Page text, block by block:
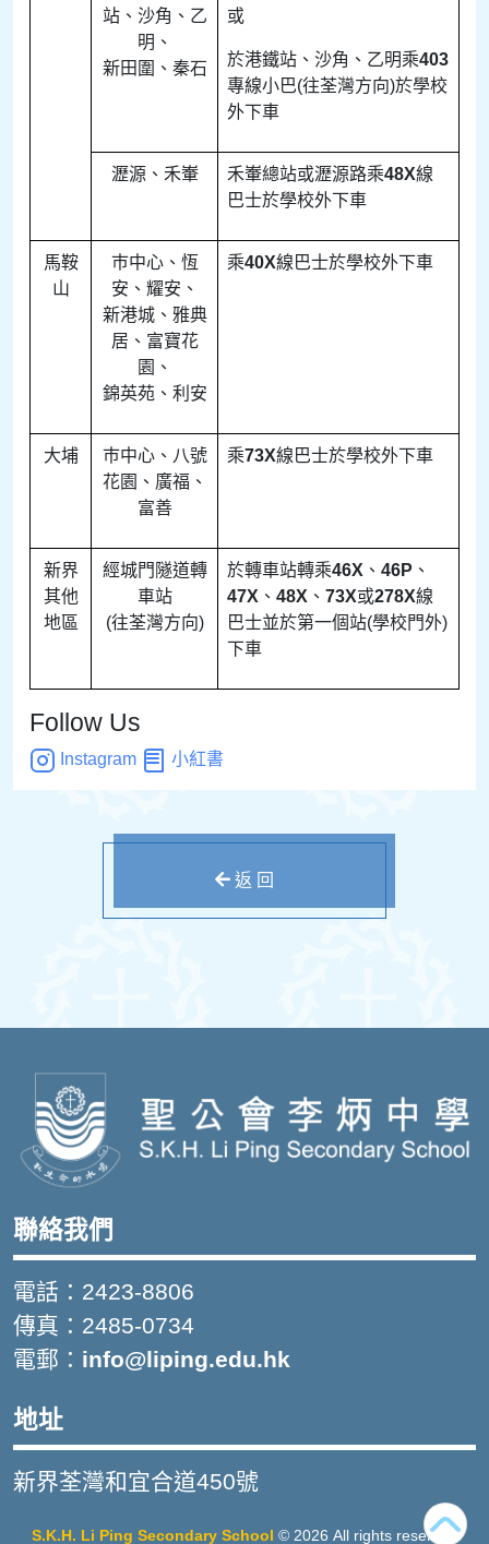
站、沙角、乙
明、
新田圍、秦石
或
於港鐵站、沙角、乙明乘403
專線小巴(往荃灣方向)於學校
外下車
瀝源、禾輋 禾輋總站或瀝源路乘48X線
巴士於學校外下車
馬鞍
山
巿中心、恆
安、耀安、
新港城、雅典
居、富寶花
園、
錦英苑、利安
乘40X線巴士於學校外下車
大埔
巿中心、八號
花園、廣福、
富善
乘73X線巴士於學校外下車
新界
其他
地區
經城門隧道轉
車站
(往荃灣方向)
於轉車站轉乘46X 、 46P 、
47X 、 48X 、 73X或278X線
巴士並於第一個站(學校門外)
下車
Follow Us
Instagram 小紅書
返 回
聯絡我們
電話：2423-8806
傳真：2485-0734
電郵： info@liping.edu.hk
地址
新界荃灣和宜合道450號
S.K.H. Li Ping Secondary School © 2026 All rights reserved